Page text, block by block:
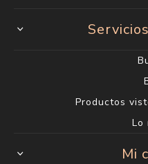
Productos
Lo
Mi